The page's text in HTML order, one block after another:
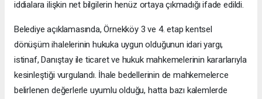
iddialara ilişkin net bilgilerin henüz ortaya çıkmadığı ifade edildi.
Belediye açıklamasında, Örnekköy 3 ve 4. etap kentsel
dönüşüm ihalelerinin hukuka uygun olduğunun idari yargı,
istinaf, Danıştay ile ticaret ve hukuk mahkemelerinin kararlarıyla
kesinleştiği vurgulandı. İhale bedellerinin de mahkemelerce
belirlenen değerlerle uyumlu olduğu, hatta bazı kalemlerde